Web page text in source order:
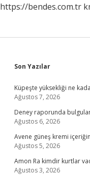
https://bendes.com.tr
Sidebar
Son Yazılar
Küpeşte yüksekliği ne
Ağustos 7, 2026
Deney raporunda bulgular
Ağustos 6, 2026
Avene güneş kremi
Ağustos 5, 2026
Amon Ra kimdir kurtlar
Ağustos 3, 2026